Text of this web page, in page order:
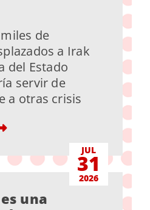
de
a Irak
del Estado
servir de
a otras crisis
JUL
31
2026
una